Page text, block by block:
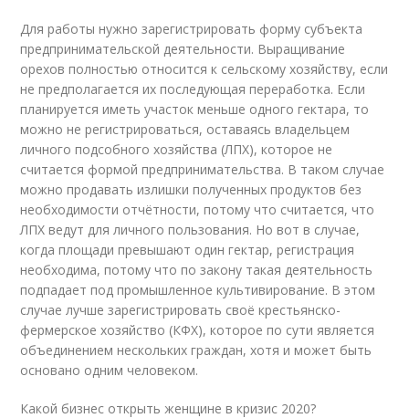
Для работы нужно зарегистрировать форму субъекта
предпринимательской деятельности. Выращивание
орехов полностью относится к сельскому хозяйству, если
не предполагается их последующая переработка. Если
планируется иметь участок меньше одного гектара, то
можно не регистрироваться, оставаясь владельцем
личного подсобного хозяйства (ЛПХ), которое не
считается формой предпринимательства. В таком случае
можно продавать излишки полученных продуктов без
необходимости отчётности, потому что считается, что
ЛПХ ведут для личного пользования. Но вот в случае,
когда площади превышают один гектар, регистрация
необходима, потому что по закону такая деятельность
подпадает под промышленное культивирование. В этом
случае лучше зарегистрировать своё крестьянско-
фермерское хозяйство (КФХ), которое по сути является
объединением нескольких граждан, хотя и может быть
основано одним человеком.
Какой бизнес открыть женщине в кризис 2020?